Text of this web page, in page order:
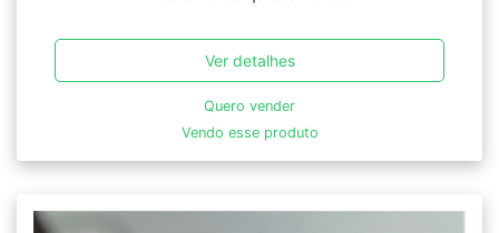
Ver detalhes
Quero vender
Vendo esse produto